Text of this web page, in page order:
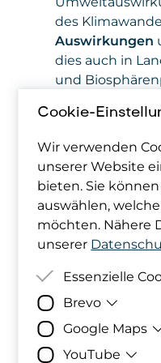
des
Auswirkungen
dies auch in
und
Klimaneutralität
bessere
bringen.
Windkraft
messbaren
Naturschutz mit
Es ist eine
dass der
keinen
Einfluss
Auswirkungen
Cookie-
Wir verwenden
unserer Website
bieten. Sie
auswählen,
möchten. Nähere
unserer
Essenzielle
Zweck
Brevo
Zweck
Daten
Google Maps
Zweck
YouTube